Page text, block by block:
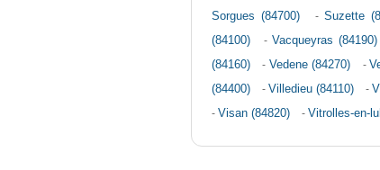
Sorgues (84700)
-Suzette
(84100)
- Vacqueyras (84190)
(84160)
- Vedene (84270) -
(84400)
-Villedieu (84110) -
- Visan (84820) - Vitrolles-en-